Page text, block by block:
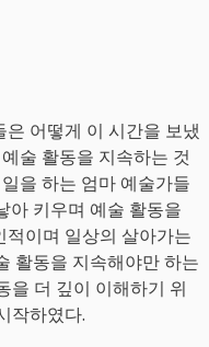
어떻게 이 시간을 보냈
술 활동을 지속하는 것
을 하는 엄마 예술가들
아 키우며 예술 활동을
이며 일상의 살아가는
활동을 지속해야만 하는
을 더 깊이 이해하기 위
작하였다.